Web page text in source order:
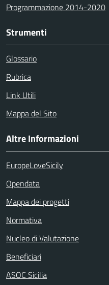
Programmazione 2014-2020
Strumenti
Glossario
Rubrica
Link Utili
Mappa del Sito
Altre Informazioni
EuropeLoveSicily
Opendata
Mappa dei progetti
Normativa
Nucleo di Valutazione
Beneficiari
ASOC Sicilia